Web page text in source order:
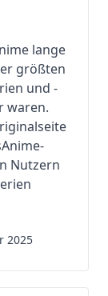
lange
größten
und -
waren.
Nutzern
2025